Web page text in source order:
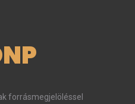
forrásmegjelöléssel